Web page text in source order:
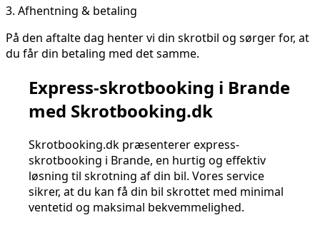
3. Afhentning & betaling
På den aftalte dag henter vi din skrotbil og sørger for, at
du får din betaling med det samme.
Express-skrotbooking i Brande
med Skrotbooking.dk
Skrotbooking.dk præsenterer express-
skrotbooking i Brande, en hurtig og effektiv
løsning til skrotning af din bil. Vores service
sikrer, at du kan få din bil skrottet med minimal
ventetid og maksimal bekvemmelighed.